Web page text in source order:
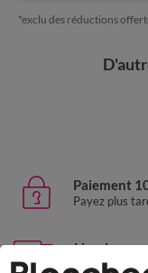
*exclu des réductions
Paiement
Payez plus
Livraison
domicile,